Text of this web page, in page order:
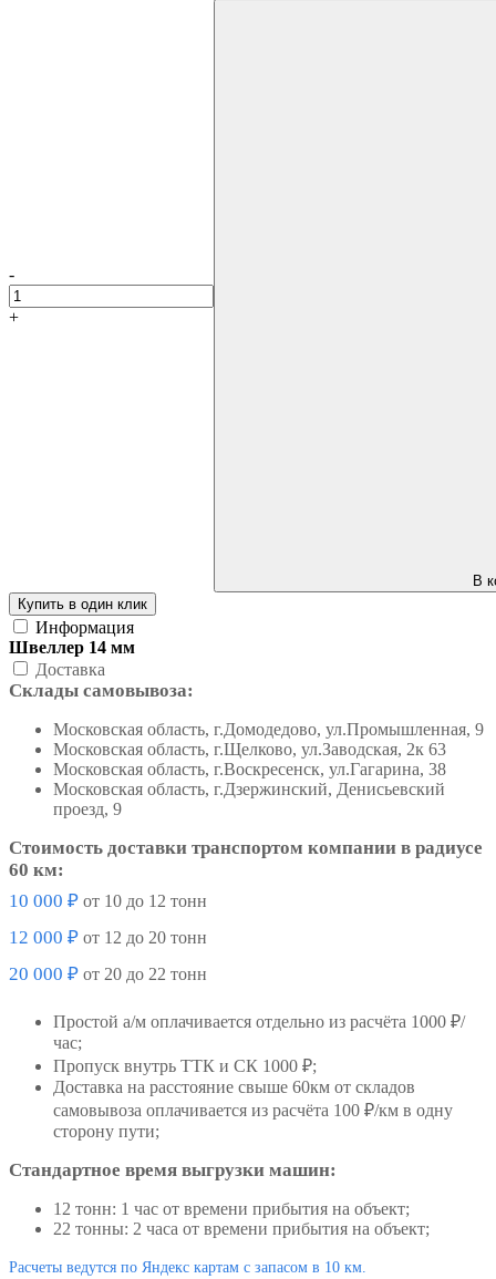
-
+
В
Купить в один клик
Информация
Швеллер 14 мм
Доставка
Склады самовывоза:
Московская область, г.Домодедово, ул.Промышленная, 9
Московская область, г.Щелково, ул.Заводская, 2к 63
Московская область, г.Воскресенск, ул.Гагарина, 38
Московская область, г.Дзержинский, Денисьевский
проезд, 9
Стоимость доставки транспортом компании в радиусе
60 км:
10 000 ₽ от 10 до 12 тонн
12 000 ₽ от 12 до 20 тонн
20 000 ₽ от 20 до 22 тонн
Простой а/м оплачивается отдельно из расчёта 1000 ₽/
час;
Пропуск внутрь ТТК и СК 1000 ₽;
Доставка на расстояние свыше 60км от складов
самовывоза оплачивается из расчёта 100 ₽/км в одну
сторону пути;
Стандартное время выгрузки машин:
12 тонн: 1 час от времени прибытия на объект;
22 тонны: 2 часа от времени прибытия на объект;
Расчеты ведутся по Яндекс картам с запасом в 10 км.